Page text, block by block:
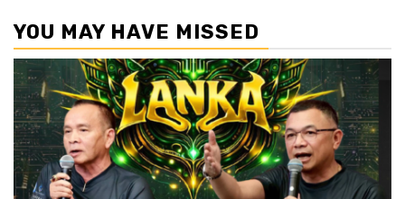
YOU MAY HAVE MISSED